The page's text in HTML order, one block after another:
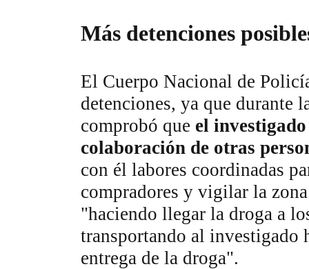
Más detenciones
El Cuerpo Nacional de
detenciones, ya que durante
comprobó que el
colaboración de otras
con él labores coordinadas
compradores y vigilar la
"haciendo llegar la droga a
transportando al investigado
entrega de la droga".